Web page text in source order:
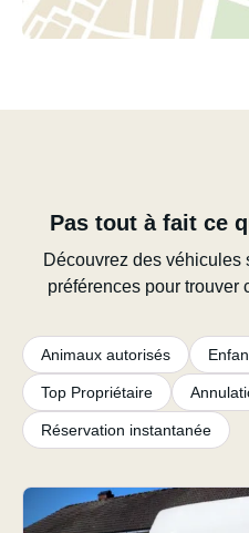
Pas tout à fait ce
Découvrez des
préférences pour trouver
Animaux autorisés
Top Propriétaire
Réservation instantanée